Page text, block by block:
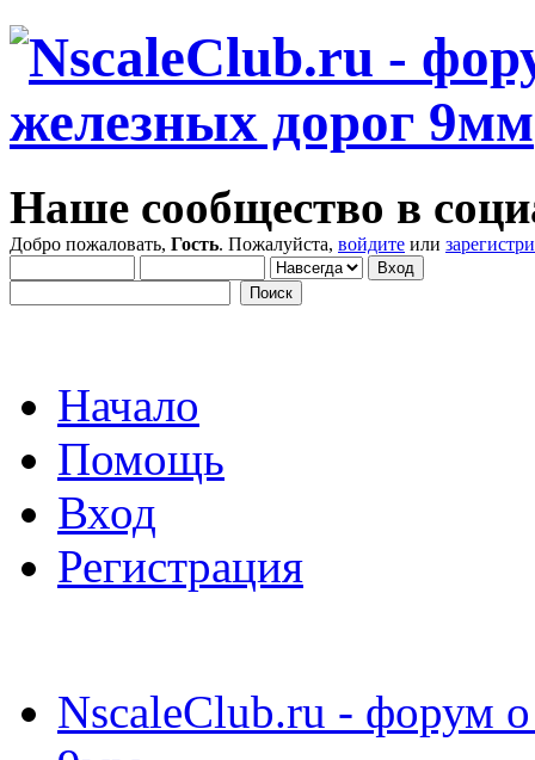
Наше сообщество в
Добро пожаловать, Гость. Пожалуйста, войдите или
Начало
Помощь
Вход
Регистрация
NscaleClub.ru - форум